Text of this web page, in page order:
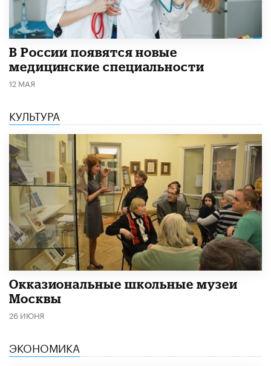
В России появятся новые
медицинские специальности
12 МАЯ
КУЛЬТУРА
​Окказиональные школьные музеи
Москвы
26 ИЮНЯ
ЭКОНОМИКА